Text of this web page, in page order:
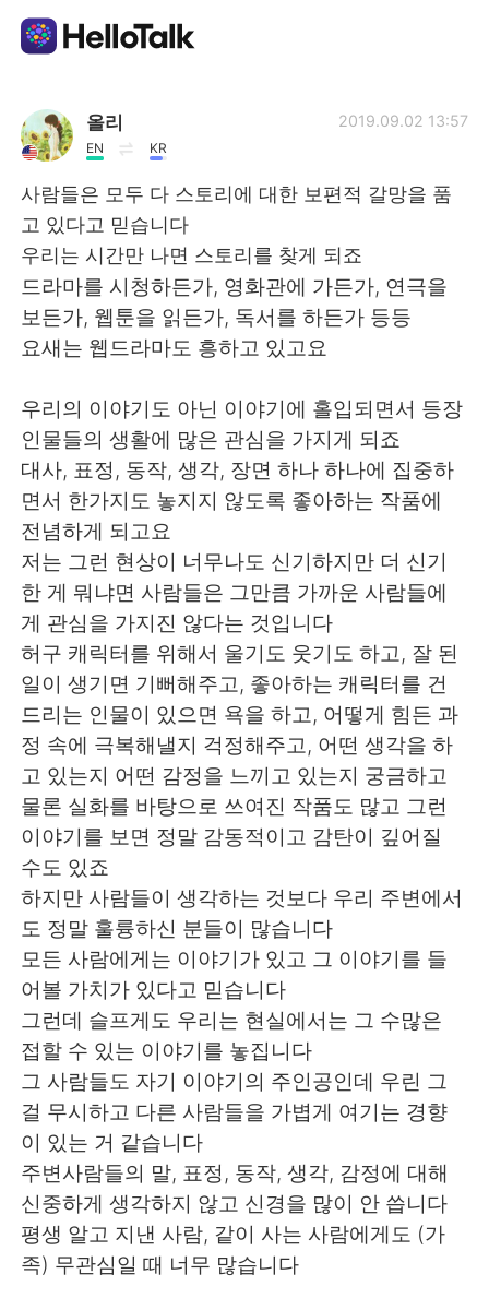
Language Exchange App
AI Grammar Checker
English
简体中文 繁體中文
Français Deutsch
日本語 한국어
Русский ไทย
Indonesia Italiano
Türkçe Tiếng Việt
Português
올리
EN KR
2019.09.02 13:57
사람들은 모두 다 스토리에 대한 보편적 갈망을 품
고 있다고 믿습니다
우리는 시간만 나면 스토리를 찾게 되죠
드라마를 시청하든가, 영화관에 가든가, 연극을
보든가, 웹툰을 읽든가, 독서를 하든가 등등
요새는 웹드라마도 흥하고 있고요
우리의 이야기도 아닌 이야기에 홀입되면서 등장
인물들의 생활에 많은 관심을 가지게 되죠
대사, 표정, 동작, 생각, 장면 하나 하나에 집중하
면서 한가지도 놓지지 않도록 좋아하는 작품에
전념하게 되고요
저는 그런 현상이 너무나도 신기하지만 더 신기
한 게 뭐냐면 사람들은 그만큼 가까운 사람들에
게 관심을 가지진 않다는 것입니다
허구 캐릭터를 위해서 울기도 웃기도 하고, 잘 된
일이 생기면 기뻐해주고, 좋아하는 캐릭터를 건
드리는 인물이 있으면 욕을 하고, 어떻게 힘든 과
정 속에 극복해낼지 걱정해주고, 어떤 생각을 하
고 있는지 어떤 감정을 느끼고 있는지 궁금하고
물론 실화를 바탕으로 쓰여진 작품도 많고 그런
이야기를 보면 정말 감동적이고 감탄이 깊어질
수도 있죠
하지만 사람들이 생각하는 것보다 우리 주변에서
도 정말 훌륭하신 분들이 많습니다
모든 사람에게는 이야기가 있고 그 이야기를 들
어볼 가치가 있다고 믿습니다
그런데 슬프게도 우리는 현실에서는 그 수많은
접할 수 있는 이야기를 놓집니다
그 사람들도 자기 이야기의 주인공인데 우린 그
걸 무시하고 다른 사람들을 가볍게 여기는 경향
이 있는 거 같습니다
주변사람들의 말, 표정, 동작, 생각, 감정에 대해
신중하게 생각하지 않고 신경을 많이 안 씁니다
평생 알고 지낸 사람, 같이 사는 사람에게도 (가
족) 무관심일 때 너무 많습니다